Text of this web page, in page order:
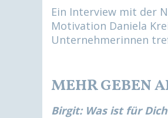
Ein Interview mit der
Motivation Daniela
Unternehmerinnen
MEHR GEBEN
Birgit: Was ist für